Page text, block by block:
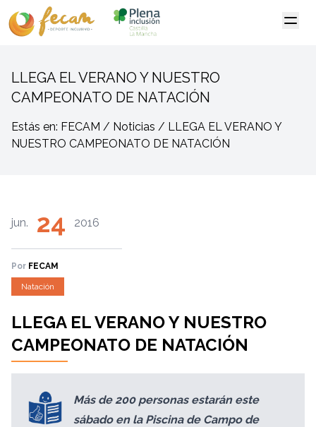
LLEGA EL VERANO Y NUESTRO
CAMPEONATO DE NATACIÓN
Estás en: FECAM / Noticias / LLEGA EL VERANO Y
NUESTRO CAMPEONATO DE NATACIÓN
jun. 24 2016
Por FECAM
Natación
LLEGA EL VERANO Y NUESTRO
CAMPEONATO DE NATACIÓN
Más de 200 personas estarán este
sábado en la Piscina de Campo de